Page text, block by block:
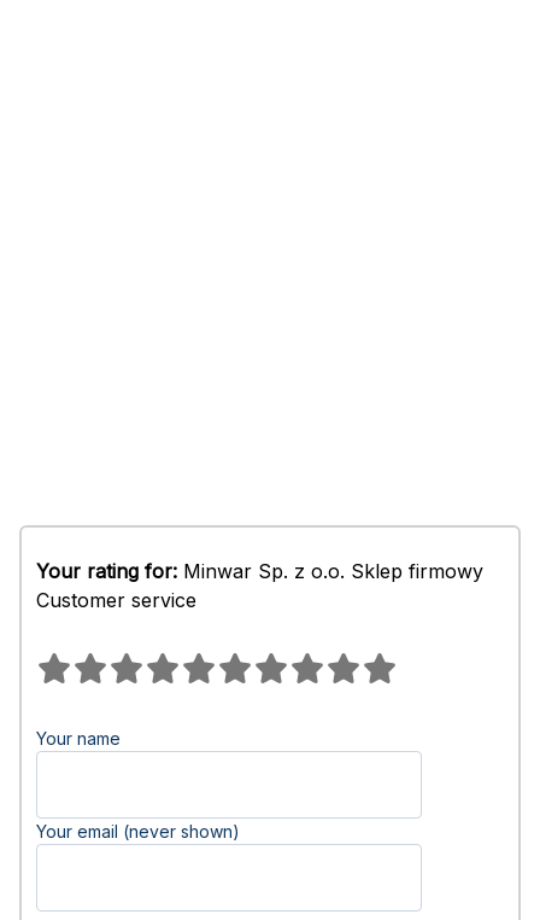
Your rating for: Minwar Sp. z o.o. Sklep firmowy
Customer service
Your name
Your email (never shown)